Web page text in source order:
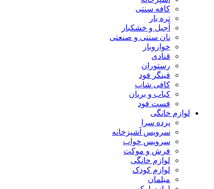
کافه سنتی
تره بار
آجیل و خشکبار
نان سنتی و صنعتی
خواروبار
قنادی
رستوران
فینگر فود
کافی شاپ
کباب و بریان
فست فود
لوازم خانگی
پرده سرا
سرویس آشپزخانه
سرویس خواب
فرش و موکت
لوازم خانگی
لوازم کودک
مبلمان